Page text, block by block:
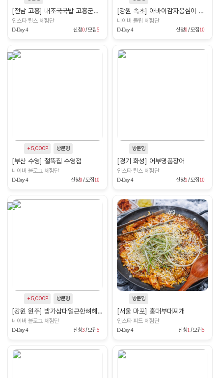
[전남 고흥] 내조국국밥 고흥군청점
인스타 릴스 체험단
D-Day 4 신청0/ 모집5
[강원 속초] 아바이감자옹심이 속초본점
네이버 클립 체험단
D-Day 4 신청0/ 모집10
+ 5,000P 방문형
[부산 수영] 철뚝집 수영점
네이버 블로그 체험단
D-Day 4 신청0/ 모집10
방문형
[경기 화성] 어부명품장어
인스타 릴스 체험단
D-Day 4 신청1 / 모집10
+ 5,000P 방문형
[강원 원주] 방가삼대얼큰한뼈해장국 원주단계점
네이버 블로그 체험단
D-Day 4 신청3/ 모집5
방문형
[서울 마포] 홍대부대찌개
인스타 피드 체험단
D-Day 4 신청1 / 모집5